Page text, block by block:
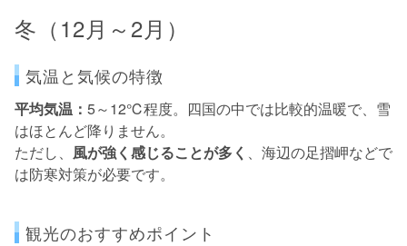
冬（12月～2月）
気温と気候の特徴
平均気温： 5～12℃程度。四国の中では比較的温暖で、雪
はほとんど降りません。
ただし、 風が強く感じることが多く 、海辺の足摺岬などで
は防寒対策が必要です。
観光のおすすめポイント